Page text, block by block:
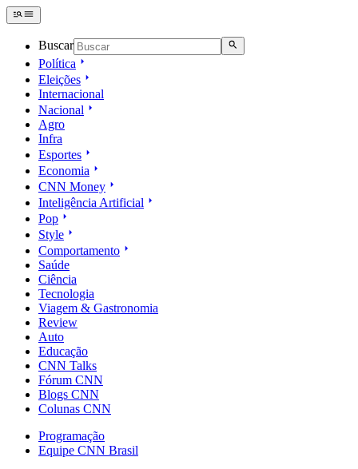
Buscar
Política
Eleições
Internacional
Nacional
Agro
Infra
Esportes
Economia
CNN Money
Inteligência Artificial
Pop
Style
Comportamento
Saúde
Ciência
Tecnologia
Viagem & Gastronomia
Review
Auto
Educação
CNN Talks
Fórum CNN
Blogs CNN
Colunas CNN
Programação
Equipe CNN Brasil